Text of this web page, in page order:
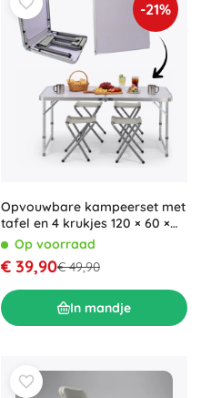
-21%
Opvouwbare kampeerset met
tafel en 4 krukjes 120 × 60 ×
70 cm
Op voorraad
€ 39,90€ 49,90
In mandje